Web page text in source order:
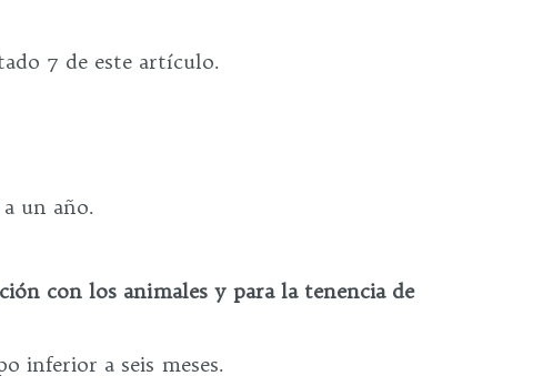
7 de este artículo.
un año.
con los animales y para la tenencia de
inferior a seis meses.